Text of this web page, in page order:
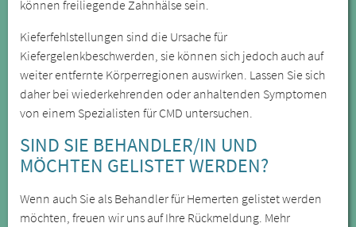
können freiliegende Zahnhälse sein.
Kieferfehlstellungen sind die Ursache für
Kiefergelenkbeschwerden, sie können sich jedoch auch auf
weiter entfernte Körperregionen auswirken. Lassen Sie sich
daher bei wiederkehrenden oder anhaltenden Symptomen
von einem Spezialisten für CMD untersuchen.
SIND SIE BEHANDLER/IN UND
MÖCHTEN GELISTET WERDEN?
Wenn auch Sie als Behandler für Hemerten gelistet werden
möchten, freuen wir uns auf Ihre Rückmeldung. Mehr